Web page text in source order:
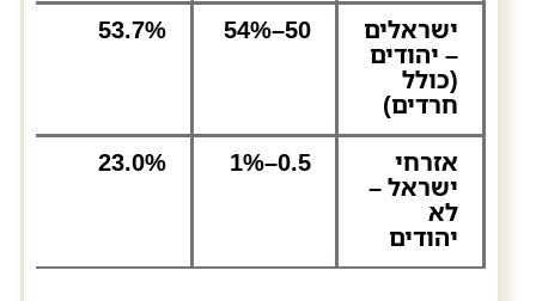
ישראלים
– יהודים
(כולל
חרדים)
50–54%
53.7%
אזרחי
ישראל –
לא
יהודים
0.5–1%
23.0%